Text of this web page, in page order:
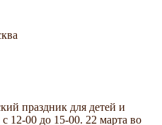
праздник для детей и
12-00 до 15-00. 22 марта во